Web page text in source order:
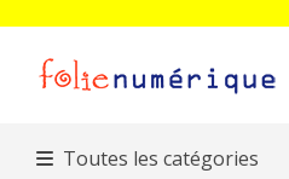
Toutes les catégories